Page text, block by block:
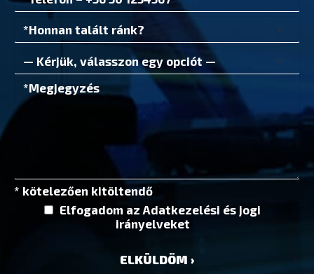
* kötelezően kitöltendő
Elfogadom az Adatkezelési és jogi
irányelveket